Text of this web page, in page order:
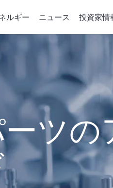
デバイスの重要パーツ
ルギー ニュース 投資家情
ツの